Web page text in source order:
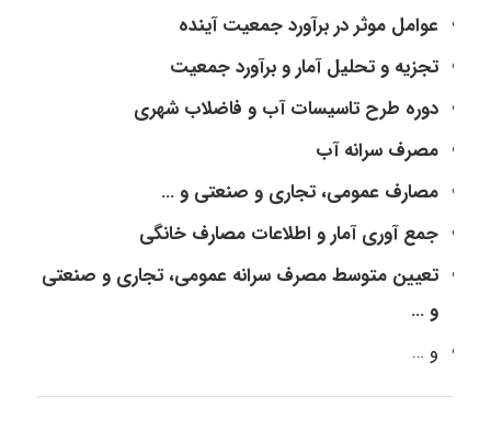
عوامل موثر در برآورد جمعیت آینده
تجزیه و تحلیل آمار و برآورد جمعیت
دوره طرح تاسیسات آب و فاضلاب شهری
مصرف سرانه آب
مصارف عمومی، تجاری و صنعتی و …
جمع آوری آمار و اطلاعات مصارف خانگی
تعیین متوسط مصرف سرانه عمومی، تجاری و صنعتی
و …
و …